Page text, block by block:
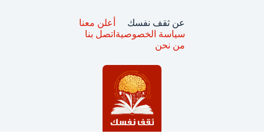
عن ثقف نفسك
سياسة الخصوصية
من نحن
أعلن معنا
اتصل بنا